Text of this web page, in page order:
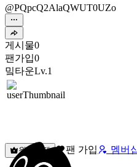
@PQpcQ2AlaQWUT0UZo
게시물0
팬가입0
밐타운Lv.1
원픽선택 팬 가입 멤버